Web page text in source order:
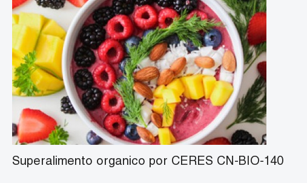
Organic Nettle Leaf Powder
Polvo orgánico de champiñones de cola de pavo
Polvo de epimedio orgánico
Polvo orgánico de Ginkgo Biloba
Superalimento organico por CERES CN-BIO-140